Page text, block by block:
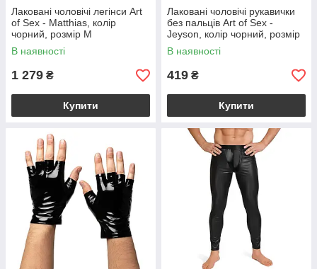
Лаковані чоловічі легінси Art
of Sex - Matthias, колір
чорний, розмір M
В наявності
1 279 ₴
Купити
Лаковані чоловічі рукавички
без пальців Art of Sex -
Jeyson, колір чорний, розмір
M
В наявності
419 ₴
Купити